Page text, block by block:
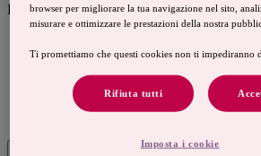
Desidero perdere
Da 5 a 10 kg
Da 10 a 15 kg
Da 15 a 20 kg
Da 20 a 25 kg
browser per migliorare la tua navigazione nel sito,
misurare e ottimizzare le prestazioni della nostra
Ti promettiamo che questi cookies non ti impediranno
Rifiuta tutti
Imposta i cookie